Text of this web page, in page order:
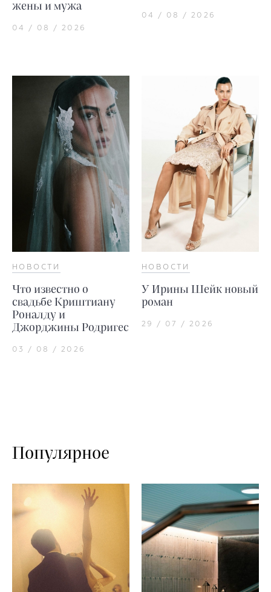
жены и мужа
04 / 08 / 2026
04 / 08 / 2026
НОВОСТИ
Что известно о
свадьбе Криштиану
Роналду и
Джорджины Родригес
03 / 08 / 2026
НОВОСТИ
У Ирины Шейк новый
роман
29 / 07 / 2026
Популярное